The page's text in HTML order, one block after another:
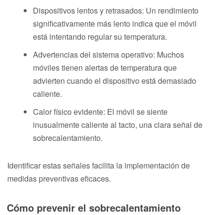
Dispositivos lentos y retrasados: Un rendimiento
significativamente más lento indica que el móvil
está intentando regular su temperatura.
Advertencias del sistema operativo: Muchos
móviles tienen alertas de temperatura que
advierten cuando el dispositivo está demasiado
caliente.
Calor físico evidente: El móvil se siente
inusualmente caliente al tacto, una clara señal de
sobrecalentamiento.
Identificar estas señales facilita la implementación de
medidas preventivas eficaces.
Cómo prevenir el sobrecalentamiento